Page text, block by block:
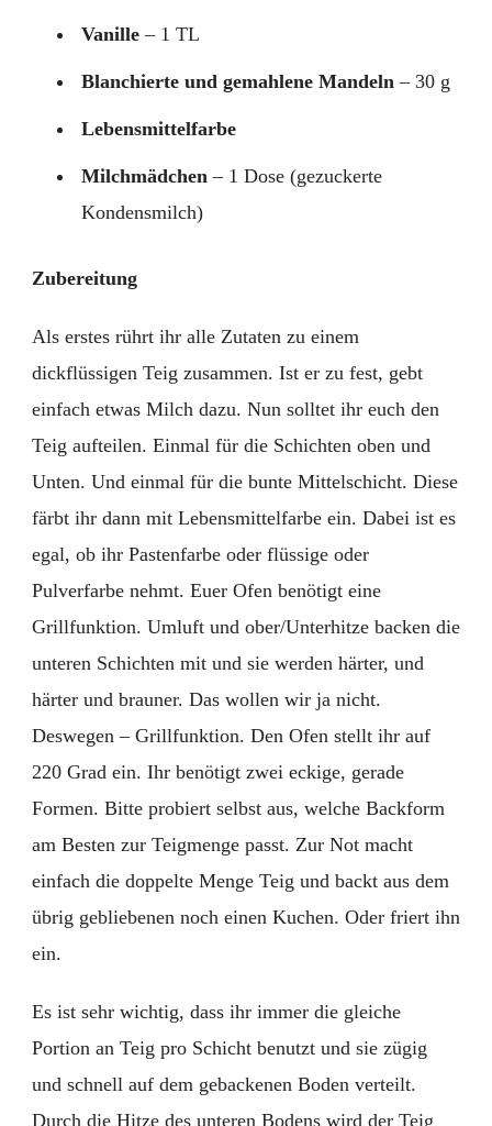
Vanille – 1 TL
Blanchierte und gemahlene Mandeln – 30 g
Lebensmittelfarbe
Milchmädchen – 1 Dose (gezuckerte
Kondensmilch)
Zubereitung
Als erstes rührt ihr alle Zutaten zu einem
dickflüssigen Teig zusammen. Ist er zu fest, gebt
einfach etwas Milch dazu. Nun solltet ihr euch den
Teig aufteilen. Einmal für die Schichten oben und
Unten. Und einmal für die bunte Mittelschicht. Diese
färbt ihr dann mit Lebensmittelfarbe ein. Dabei ist es
egal, ob ihr Pastenfarbe oder flüssige oder
Pulverfarbe nehmt. Euer Ofen benötigt eine
Grillfunktion. Umluft und ober/Unterhitze backen die
unteren Schichten mit und sie werden härter, und
härter und brauner. Das wollen wir ja nicht.
Deswegen – Grillfunktion. Den Ofen stellt ihr auf
220 Grad ein. Ihr benötigt zwei eckige, gerade
Formen. Bitte probiert selbst aus, welche Backform
am Besten zur Teigmenge passt. Zur Not macht
einfach die doppelte Menge Teig und backt aus dem
übrig gebliebenen noch einen Kuchen. Oder friert ihn
ein.
Es ist sehr wichtig, dass ihr immer die gleiche
Portion an Teig pro Schicht benutzt und sie zügig
und schnell auf dem gebackenen Boden verteilt.
Durch die Hitze des unteren Bodens wird der Teig